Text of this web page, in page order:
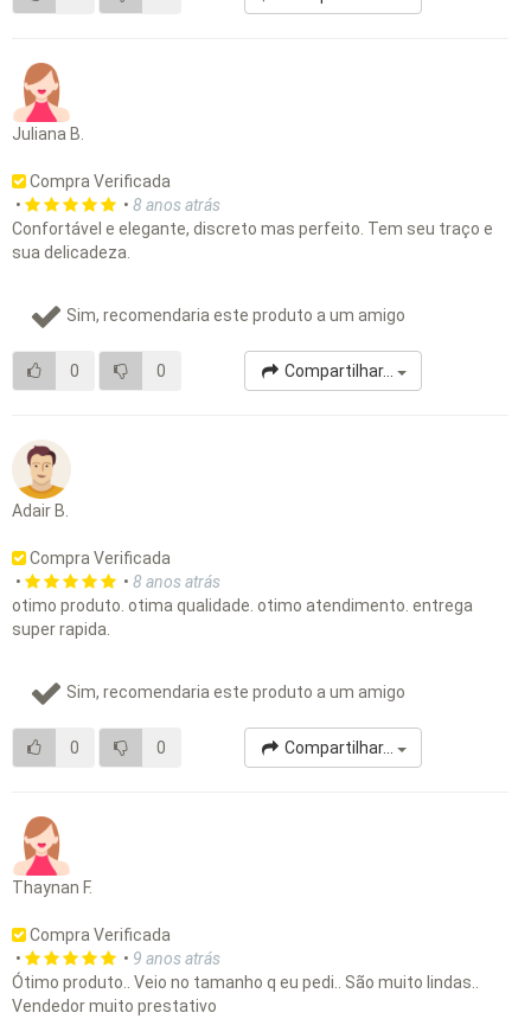
Juliana B.
Compra Verificada
•
• 8 anos atrás
Confortável e elegante, discreto mas perfeito. Tem seu traço e
sua delicadeza.
Sim, recomendaria este produto a um amigo
0 0 Compartilhar...
Adair B.
Compra Verificada
•
• 8 anos atrás
otimo produto. otima qualidade. otimo atendimento. entrega
super rapida.
Sim, recomendaria este produto a um amigo
0 0 Compartilhar...
Thaynan F.
Compra Verificada
•
• 9 anos atrás
Ótimo produto.. Veio no tamanho q eu pedi.. São muito lindas..
Vendedor muito prestativo